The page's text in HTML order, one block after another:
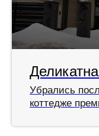
Убрались
коттедже